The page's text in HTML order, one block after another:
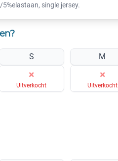
single jersey.
S
×
Uitverkocht
M
×
Uitverkocht